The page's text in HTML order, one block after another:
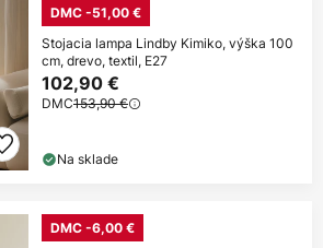
DMC -51,00 €
Stojacia lampa Lindby Kimiko, výška 100
cm, drevo, textil, E27
102,90 €
DMC153,90 €
Na sklade
DMC -6,00 €